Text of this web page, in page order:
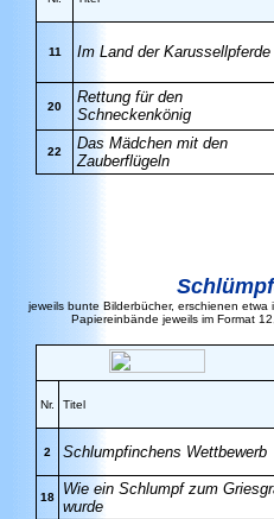
11 Im Land der Karussellpferde
20
Rettung für den
Schneckenkönig
22
Das Mädchen mit den
Zauberflügeln
jeweils bunte Bilderbücher, erschienen
Papiereinbände jeweils im Format
Nr. Titel
2 Schlumpfinchens Wettbewerb
18
Wie ein Schlumpf zum
wurde